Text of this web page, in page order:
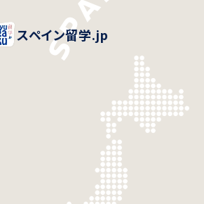
スペイン留学.jp